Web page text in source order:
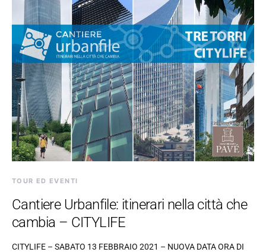
TOUR ED EVENTI
Cantiere Urbanfile: itinerari nella città che
cambia – CITYLIFE
CITYLIFE – SABATO 13 FEBBRAIO 2021 – NUOVA DATA ORA DI